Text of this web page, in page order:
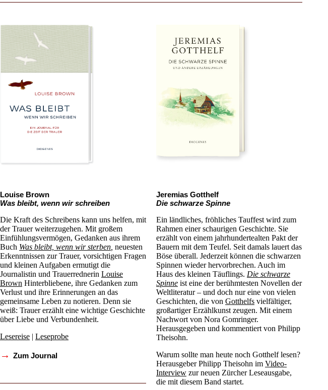
Louise Brown
Was bleibt, wenn wir schreiben
Die Kraft des Schreibens kann uns helfen, mit
der Trauer weiterzugehen. Mit großem
Einfühlungsvermögen, Gedanken aus ihrem
Buch Was bleibt, wenn wir sterben neuesten
Erkenntnissen zur Trauer, vorsichtigen Fragen
und kleinen Aufgaben ermutigt die
Journalistin und Trauerrednerin Louise
Brown Hinterbliebene, ihre Gedanken zum
Verlust und ihre Erinnerungen an das
gemeinsame Leben zu notieren. Denn sie
weiß: Trauer erzählt eine wichtige Geschichte
über Liebe und Verbundenheit.
Lesereise | Leseprobe
→ Zum Journal
Jeremias Gotthelf
Die schwarze Spinne
Ein ländliches, fröhliches Tauffest wird zum
Rahmen einer schaurigen Geschichte. Sie
erzählt von einem jahrhundertealten Pakt der
Bauern mit dem Teufel. Seit damals lauert das
Böse überall. Jederzeit können die schwarzen
Spinnen wieder hervorbrechen. Auch im
Haus des kleinen Täuflings. Die schwarze
Spinne ist eine der berühmtesten Novellen der
Weltliteratur – und doch nur eine von vielen
Geschichten, die von Gotthelfs vielfältiger,
großartiger Erzählkunst zeugen. Mit einem
Nachwort von Nora Gomringer.
Herausgegeben und kommentiert von Philipp
Theisohn.
Warum sollte man heute noch Gotthelf lesen?
Herausgeber Philipp Theisohn im Video-
Interview zur neuen Zürcher Leseausgabe,
die mit diesem Band startet.